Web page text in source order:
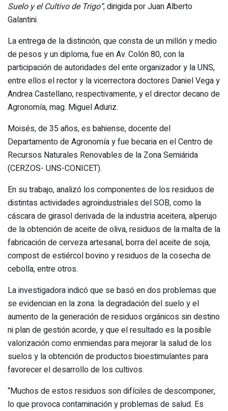
Suelo y el Cultivo de Trigo”, dirigida por Juan Alberto
Galantini.
La entrega de la distinción, que consta de un millón y medio
de pesos y un diploma, fue en Av. Colón 80, con la
participación de autoridades del ente organizador y la UNS,
entre ellos el rector y la vicerrectora doctores Daniel Vega y
Andrea Castellano, respectivamente, y el director decano de
Agronomía, mag. Miguel Aduriz.
Moisés, de 35 años, es bahiense, docente del
Departamento de Agronomía y fue becaria en el Centro de
Recursos Naturales Renovables de la Zona Semiárida
(CERZOS- UNS-CONICET).
En su trabajo, analizó los componentes de los residuos de
distintas actividades agroindustriales del SOB, como la
cáscara de girasol derivada de la industria aceitera, alperujo
de la obtención de aceite de oliva, residuos de la malta de la
fabricación de cerveza artesanal, borra del aceite de soja,
compost de estiércol bovino y residuos de la cosecha de
cebolla, entre otros.
La investigadora indicó que se basó en dos problemas que
se evidencian en la zona: la degradación del suelo y el
aumento de la generación de residuos orgánicos sin destino
ni plan de gestión acorde, y que el resultado es la posible
valorización como enmiendas para mejorar la salud de los
suelos y la obtención de productos bioestimulantes para
favorecer el desarrollo de los cultivos.
“Muchos de estos residuos son difíciles de descomponer,
lo que provoca contaminación y problemas de salud. Es